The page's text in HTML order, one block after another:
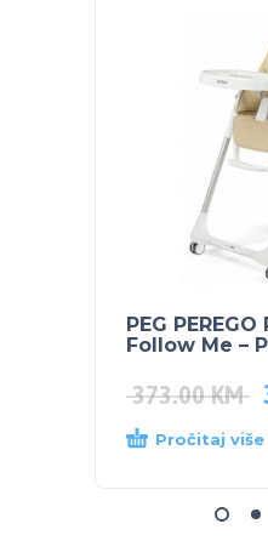
PEG
Follow Me –
373.00KM
Pročitaj više